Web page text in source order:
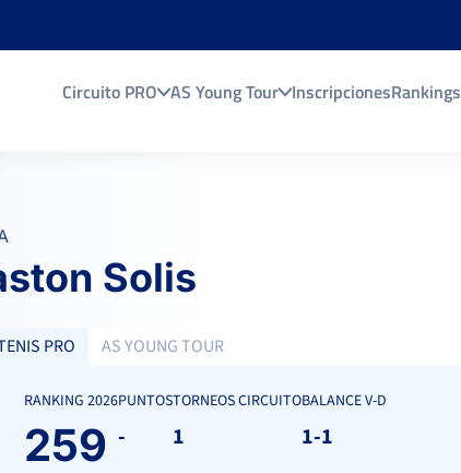
Circuito PRO AS Young Tour InscripcionesRankings
Solis
PRO AS YOUNG TOUR
RANKING 2026
259
PUNTOS
-
TORNEOS CIRCUITO
1
BALANCE V-D
1-1